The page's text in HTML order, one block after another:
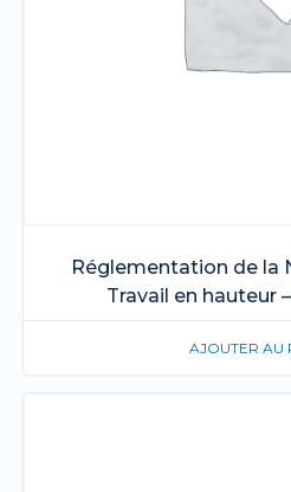
Réglementation de la
Travail en hauteur
AJOUTER AU